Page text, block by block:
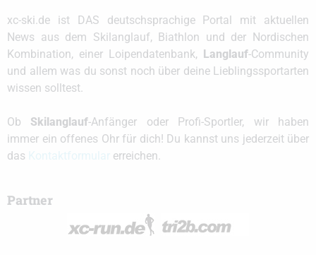
xc-ski.de ist DAS deutschsprachige Portal mit aktuellen
News aus dem Skilanglauf, Biathlon und der Nordischen
Kombination, einer Loipendatenbank,
Langlauf-Community
und allem was du sonst noch über deine Lieblingssportarten
wissen solltest.
Ob Skilanglauf-Anfänger oder Profi-Sportler, wir haben
immer ein offenes Ohr für dich! Du kannst uns jederzeit über
das
erreichen.
Partner